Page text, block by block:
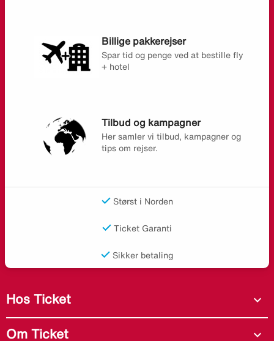
Billige pakkerejser
Spar tid og penge ved at bestille fly
+ hotel
Tilbud og kampagner
Her samler vi tilbud, kampagner og
tips om rejser.
Størst i Norden
Ticket Garanti
Sikker betaling
Hos Ticket expand_more
Om Ticket expand_more